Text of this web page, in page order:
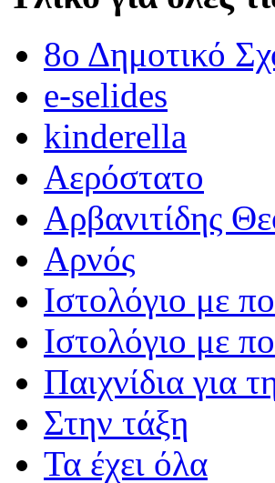
8ο Δημοτικό
e-selides
kinderella
Αερόστατο
Αρβανιτίδης
Αρνός
Ιστολόγιο με
Ιστολόγιο με
Παιχνίδια για
Στην τάξη
Τα έχει όλα